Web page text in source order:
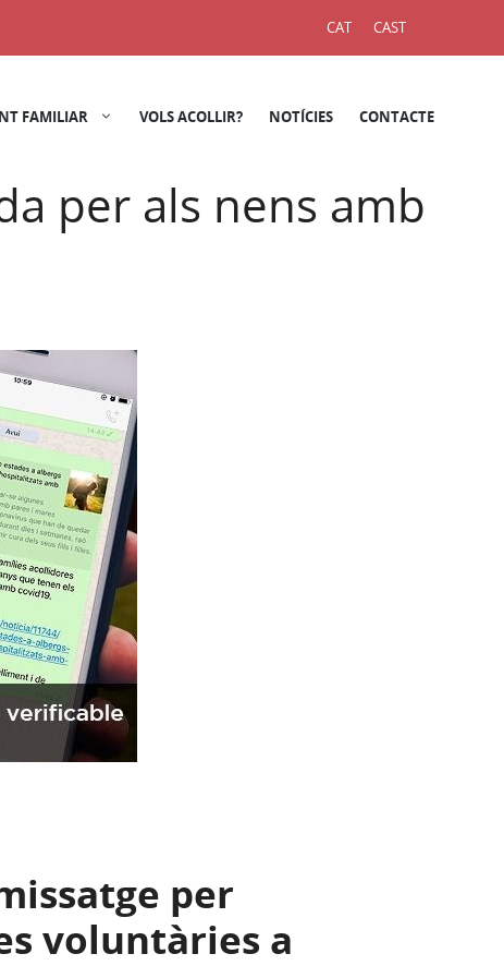
CAT CAST
FAMILIAR VOLS ACOLLIR? NOTÍCIES CONTACTE
per als nens amb
per
voluntàries a